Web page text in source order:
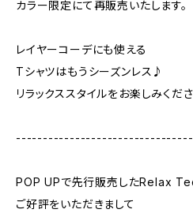
カラー限定にて再販売いたします。
レイヤーコーデにも使える
Tシャツはもうシーズンレス♪
リラックススタイルをお楽しみくださ
POP UPで先行販売したRelax
ご好評をいただきまして